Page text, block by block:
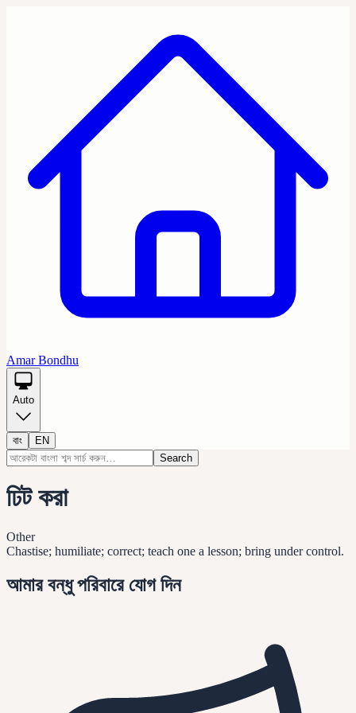
Amar Bondhu
Auto
বাং
EN
Search
ঢিট করা
Other
Chastise; humiliate; correct; teach one a lesson; bring under control.
আমার বন্ধু পরিবারে যোগ দিন